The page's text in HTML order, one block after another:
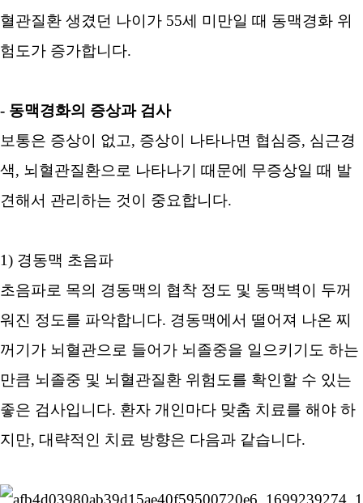
혈관질환 생겼던 나이가 55세 미만일 때 동맥경화 위
험도가 증가합니다.
- 동맥경화의 증상과 검사
보통은 증상이 없고, 증상이 나타나면 협심증, 심근경
색, 뇌혈관질환으로 나타나기 때문에 무증상일 때 발
견해서 관리하는 것이 중요합니다.
1) 경동맥 초음파
초음파로 목의 경동맥의 협착 정도 및 동맥벽이 두꺼
워진 정도를 파악합니다. 경동맥에서 떨어져 나온 찌
꺼기가 뇌혈관으로 들어가 뇌졸중을 일으키기도 하는
만큼 뇌졸중 및 뇌혈관질환 위험도를 확인할 수 있는
좋은 검사입니다. 환자 개인마다 맞춤 치료를 해야 하
지만, 대략적인 치료 방향은 다음과 같습니다.